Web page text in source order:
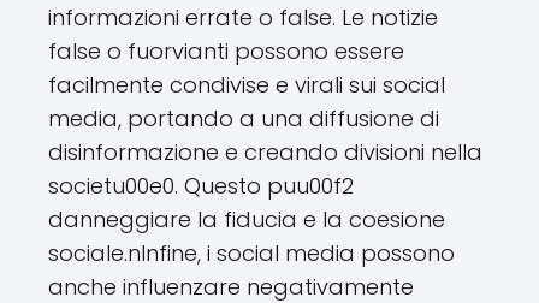
informazioni errate o false. Le notizie
false o fuorvianti possono essere
facilmente condivise e virali sui social
media, portando a una diffusione di
disinformazione e creando divisioni nella
societu00e0. Questo puu00f2
danneggiare la fiducia e la coesione
sociale.nInfine, i social media possono
anche influenzare negativamente